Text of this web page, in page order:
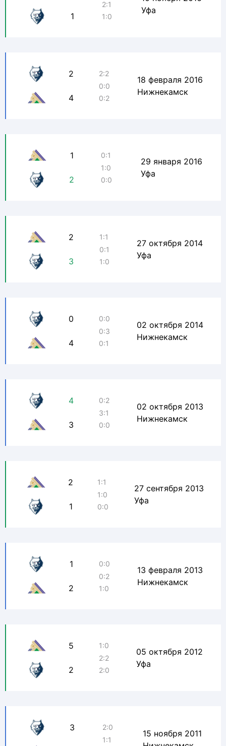
1
2:1
1:0
Уфа
2
4
2:2
0:0
0:2
18 февраля 2016
Нижнекамск
1
2
0:1
1:0
0:0
29 января 2016
Уфа
2
3
1:1
0:1
1:0
27 октября 2014
Уфа
0
4
0:0
0:3
0:1
02 октября 2014
Нижнекамск
4
3
0:2
3:1
0:0
02 октября 2013
Нижнекамск
2
1
1:1
1:0
0:0
27 сентября 2013
Уфа
1
2
0:0
0:2
1:0
13 февраля 2013
Нижнекамск
5
2
1:0
2:2
2:0
05 октября 2012
Уфа
3
2:0
1:1
15 ноября 2011